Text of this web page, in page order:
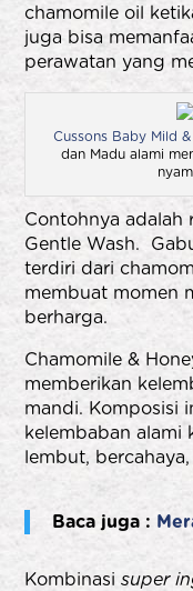
chamomile oil
juga bisa
perawatan yang
Cussons Baby Mild
dan Madu alami
Contohnya adalah
Gentle Wash.
terdiri dari
membuat momen
berharga.
Chamomile &
memberikan
mandi. Komposisi
kelembaban alami
lembut,
Baca juga :
Kombinasisuper